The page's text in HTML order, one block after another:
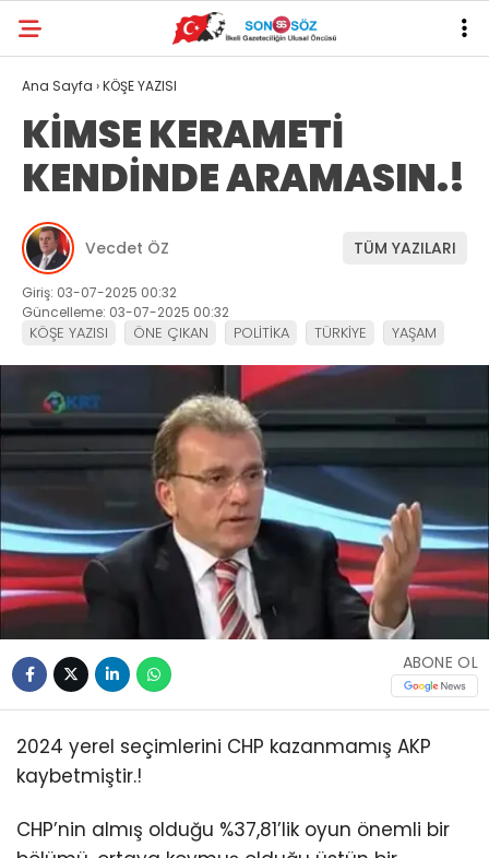
Ana Sayfa ›KÖŞE YAZISI
KİMSE KERAMETİ
KENDİNDE ARAMASIN.!
Vecdet ÖZ TÜM YAZILARI
Giriş: 03-07-2025 00:32
Güncelleme: 03-07-2025 00:32
KÖŞE YAZISI ÖNE ÇIKAN POLİTİKA TÜRKİYE YAŞAM
ABONE OL
2024 yerel seçimlerini CHP kazanmamış AKP
kaybetmiştir.!
CHP’nin almış olduğu %37,81’lik oyun önemli bir